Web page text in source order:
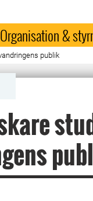
Organisation &
publik